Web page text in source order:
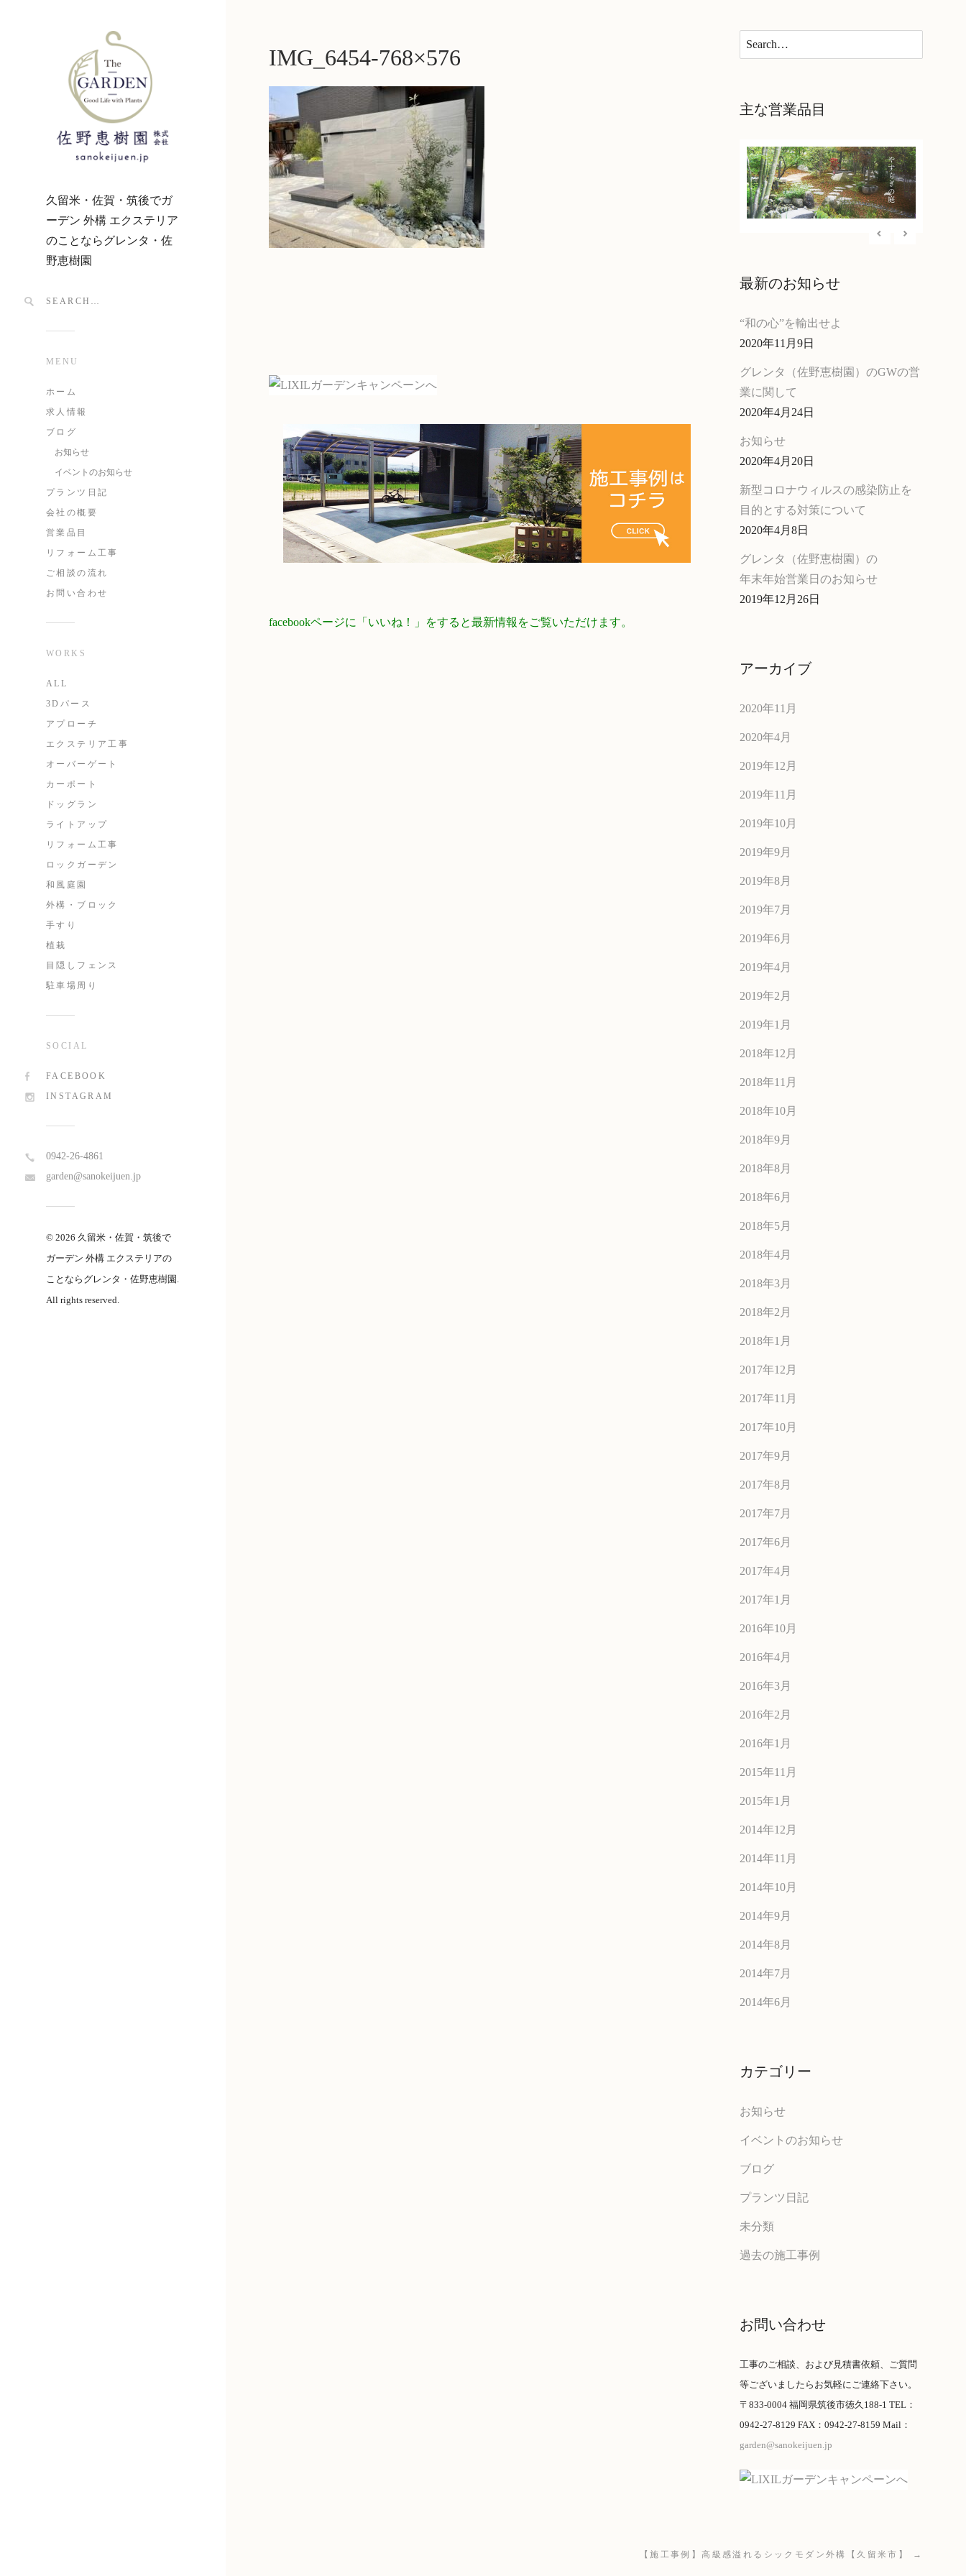
久留米・佐賀・筑後でガ
ーデン 外構 エクステリア
のことならグレンタ・佐
野恵樹園
MENU
ホーム
求人情報
ブログ
お知らせ
イベントのお知らせ
プランツ日記
会社の概要
営業品目
リフォーム工事
ご相談の流れ
お問い合わせ
WORKS
ALL
3Dパース
アプローチ
エクステリア工事
オーバーゲート
カーポート
ドッグラン
ライトアップ
リフォーム工事
ロックガーデン
和風庭園
外構・ブロック
手すり
植栽
目隠しフェンス
駐車場周り
SOCIAL
FACEBOOK
INSTAGRAM
0942-26-4861
garden@sanokeijuen.jp
© 2026 久留米・佐賀・筑後で
ガーデン 外構 エクステリアの
ことならグレンタ・佐野恵樹園.
All rights reserved.
IMG_6454-768×576
facebookページに「いいね！」をすると最新情報をご覧いただけます。
主な営業品目
最新のお知らせ
“和の心”を輸出せよ
2020年11月9日
グレンタ（佐野恵樹園）のGWの営
業に関して
2020年4月24日
お知らせ
2020年4月20日
新型コロナウィルスの感染防止を
目的とする対策について
2020年4月8日
グレンタ（佐野恵樹園）の
年末年始営業日のお知らせ
2019年12月26日
アーカイブ
2020年11月
2020年4月
2019年12月
2019年11月
2019年10月
2019年9月
2019年8月
2019年7月
2019年6月
2019年4月
2019年2月
2019年1月
2018年12月
2018年11月
2018年10月
2018年9月
2018年8月
2018年6月
2018年5月
2018年4月
2018年3月
2018年2月
2018年1月
2017年12月
2017年11月
2017年10月
2017年9月
2017年8月
2017年7月
2017年6月
2017年4月
2017年1月
2016年10月
2016年4月
2016年3月
2016年2月
2016年1月
2015年11月
2015年1月
2014年12月
2014年11月
2014年10月
2014年9月
2014年8月
2014年7月
2014年6月
カテゴリー
お知らせ
イベントのお知らせ
ブログ
プランツ日記
未分類
過去の施工事例
お問い合わせ
工事のご相談、および見積書依頼、ご質問
等ございましたらお気軽にご連絡下さい。
〒833-0004 福岡県筑後市徳久188-1 TEL：
0942-27-8129 FAX：0942-27-8159 Mail：
garden@sanokeijuen.jp
【施工事例】高級感溢れるシックモダン外構【久留米市】 →